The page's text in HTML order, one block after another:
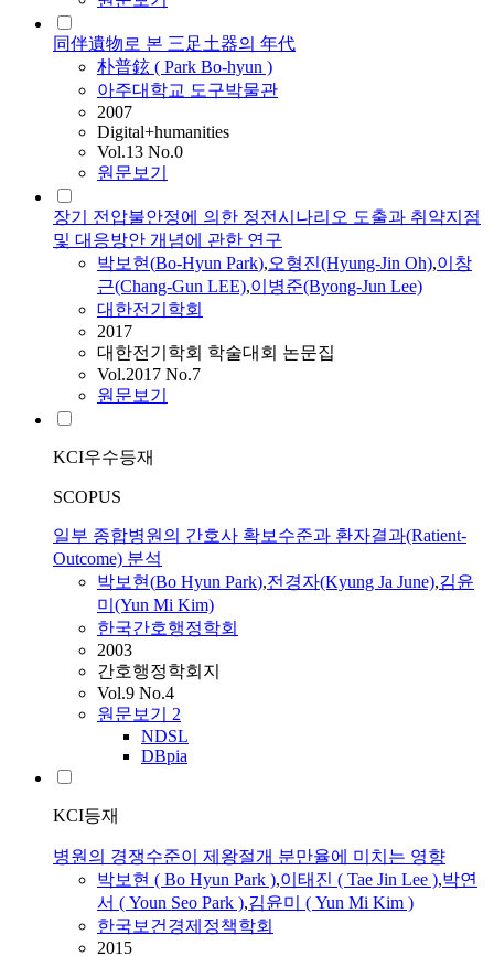
同伴遺物로 본 三足土器의 年代
朴普鉉 ( Park Bo-hyun )
아주대학교 도구박물관
2007
Digital+humanities
Vol.13 No.0
원문보기
장기 전압불안정에 의한 정전시나리오 도출과 취약지점
및 대응방안 개념에 관한 연구
박보현(Bo-Hyun Park),오형진(Hyung-Jin Oh),이창
근(Chang-Gun LEE),이병준(Byong-Jun Lee)
대한전기학회
2017
대한전기학회 학술대회 논문집
Vol.2017 No.7
원문보기
KCI우수등재
SCOPUS
일부 종합병원의 간호사 확보수준과 환자결과(Ratient-
Outcome) 분석
박보현(Bo Hyun Park),전경자(Kyung Ja June),김윤
미(Yun Mi Kim)
한국간호행정학회
2003
간호행정학회지
Vol.9 No.4
원문보기 2
NDSL
DBpia
KCI등재
병원의 경쟁수준이 제왕절개 분만율에 미치는 영향
박보현 ( Bo Hyun Park ),이태진 ( Tae Jin Lee ),박연
서 ( Youn Seo Park ),김윤미 ( Yun Mi Kim )
한국보건경제정책학회
2015